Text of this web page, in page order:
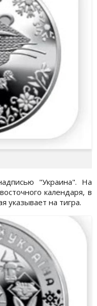
"Украина". На
календаря, в
указывает на тигра.